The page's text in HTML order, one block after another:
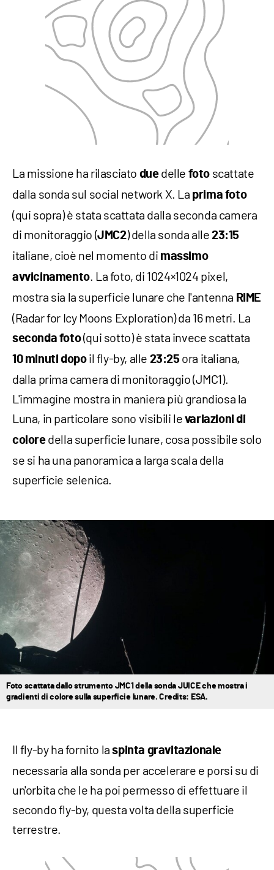
La missione ha rilasciato duedelle foto scattate
dalla sonda sul social network X. La prima foto
(qui sopra) è stata scattata dalla seconda camera
di monitoraggio (JMC2) della sonda alle23:15
italiane, cioè nel momento di massimo
avvicinamento. La foto, di 1024×1024 pixel,
mostra sia la superficie lunare che l'antenna RIME
(Radar for Icy Moons Exploration) da 16 metri. La
seconda foto(qui sotto) è stata invece scattata
10 minuti dopoil fly-by, alle 23:25ora italiana,
dalla prima camera di monitoraggio (JMC1).
L'immagine mostra in maniera più grandiosa la
Luna, in particolare sono visibili le variazioni di
coloredella superficie lunare, cosa possibile solo
se si ha una panoramica a larga scala della
superficie selenica.
Foto scattata dallo strumento JMC1 della sonda JUICE che mostra i
gradienti di colore sulla superficie lunare. Credits: ESA.
Il fly-by ha fornito laspinta gravitazionale
necessaria alla sonda per accelerare e porsi su di
un'orbita che le ha poi permesso di effettuare il
secondo fly-by, questa volta della superficie
terrestre.